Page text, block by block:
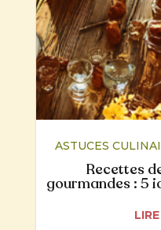
Recettes
gourmandes : 5
ASTUCES